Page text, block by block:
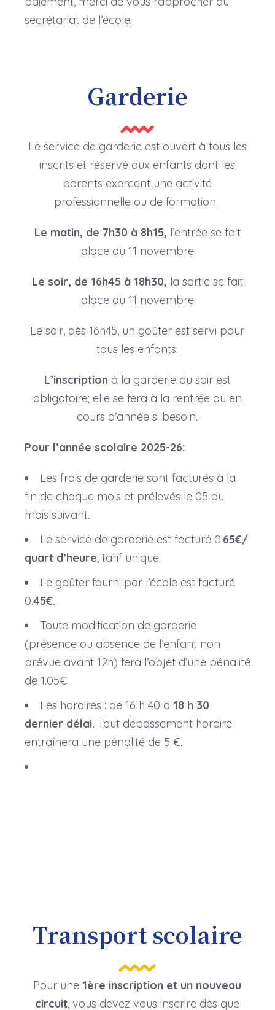
secrétariat de l’école.
Garderie
Le service de garderie est ouvert à tous les
inscrits et réservé aux enfants dont les
parents exercent une activité
professionnelle ou de formation.
Le matin, de 7h30 à 8h15, l’entrée se fait
place du 11 novembre
Le soir, de 16h45 à 18h30, la sortie se fait
place du 11 novembre
Le soir, dès 16h45, un goûter est servi pour
tous les enfants.
L’inscriptionà la garderie du soir est
obligatoire; elle se fera à la rentrée ou en
cours d’année si besoin.
Pour l’année scolaire 2025-26:
Les frais de garderie sont facturés à la
fin de chaque mois et prélevés le 05 du
mois suivant.
Le service de garderie est facturé 0.65€/
quart d’heure, tarif unique.
Le goûter fourni par l’école est facturé
0.45€.
Toute modification de garderie
(présence ou absence de l’enfant non
prévue avant 12h) fera l’objet d’une pénalité
de 1.05€
Les horaires : de 16 h 40 à 18 h 30
dernier délai. Tout dépassement horaire
entraînera une pénalité de 5 €.
Transport scolaire
Pour une 1ère inscription et un nouveau
circuit, vous devez vous inscrire dès que